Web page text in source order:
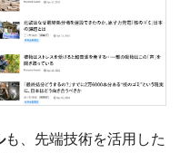
も、先端技術を活用した